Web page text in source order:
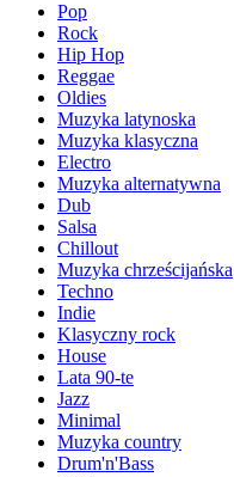
Pop
Rock
Hip Hop
Reggae
Oldies
Muzyka latynoska
Muzyka klasyczna
Electro
Muzyka alternatywna
Dub
Salsa
Chillout
Muzyka chrześcijańska
Techno
Indie
Klasyczny rock
House
Lata 90-te
Jazz
Minimal
Muzyka country
Drum'n'Bass